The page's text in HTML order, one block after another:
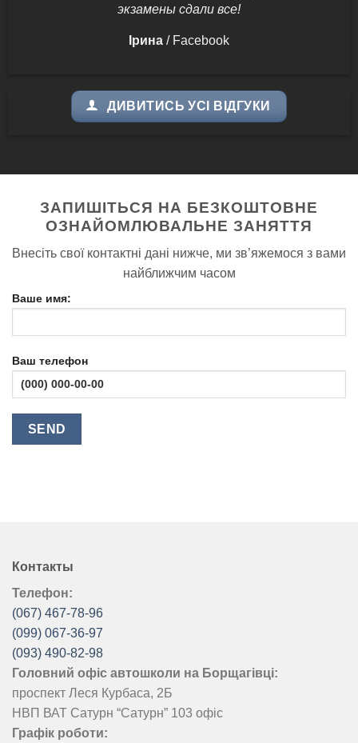
экзамены сдали все!
Ірина / Facebook
ДИВИТИСЬ УСІ ВІДГУКИ
ЗАПИШІТЬСЯ НА БЕЗКОШТОВНЕ
ОЗНАЙОМЛЮВАЛЬНЕ ЗАНЯТТЯ
Внесіть свої контактні дані нижче, ми зв’яжемося з вами
найближчим часом
Ваше имя:
Ваш телефон
Контакты
Телефон:
(067) 467-78-96
(099) 067-36-97
(093) 490-82-98
Головний офіс автошколи на Борщагівці:
проспект Леся Курбаса, 2Б
НВП ВАТ Сатурн “Сатурн” 103 офіс
Графік роботи: